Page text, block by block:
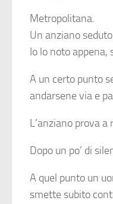
Metropolitana.
Un anziano
Io lo noto appena,
A un certo punto
andarsene via e
L’anziano prova
Dopo un po’ di
A quel punto un
smette subito